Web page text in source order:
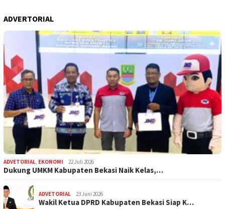
ADVERTORIAL
ADVETORIAL, EKONOMI 22 Juli 2026
Dukung UMKM Kabupaten Bekasi Naik Kelas,…
ADVETORIAL 23 Juni 2026
Wakil Ketua DPRD Kabupaten Bekasi Siap K…